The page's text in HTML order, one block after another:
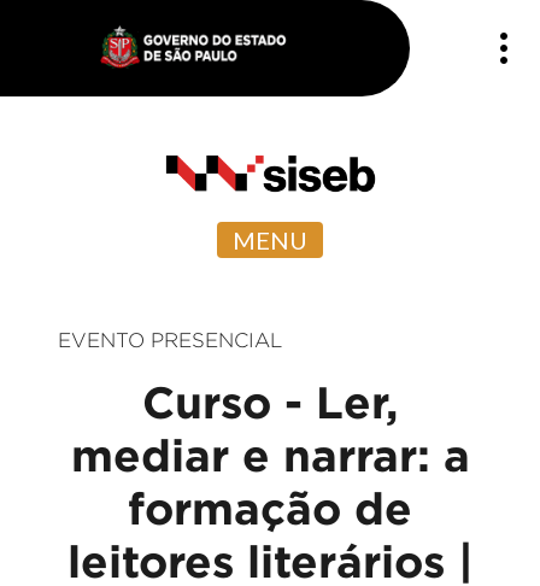
MENU
EVENTO PRESENCIAL
Curso - Ler,
mediar e narrar: a
formação de
leitores literários |